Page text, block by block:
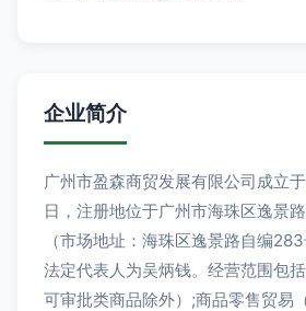
企业简介
广州市盈森商贸发展有限公司成立
日，注册地位于广州市海珠区逸景
（市场地址：海珠区逸景路自编
法定代表人为吴炳钱。经营范围包
可审批类商品除外）;商品零售贸易